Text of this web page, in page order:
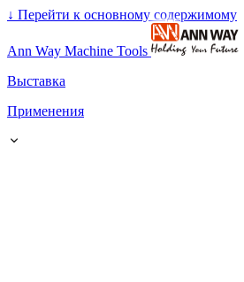
↓ Перейти к основному содержимому
Ann Way Machine Tools
Выставка
Применения